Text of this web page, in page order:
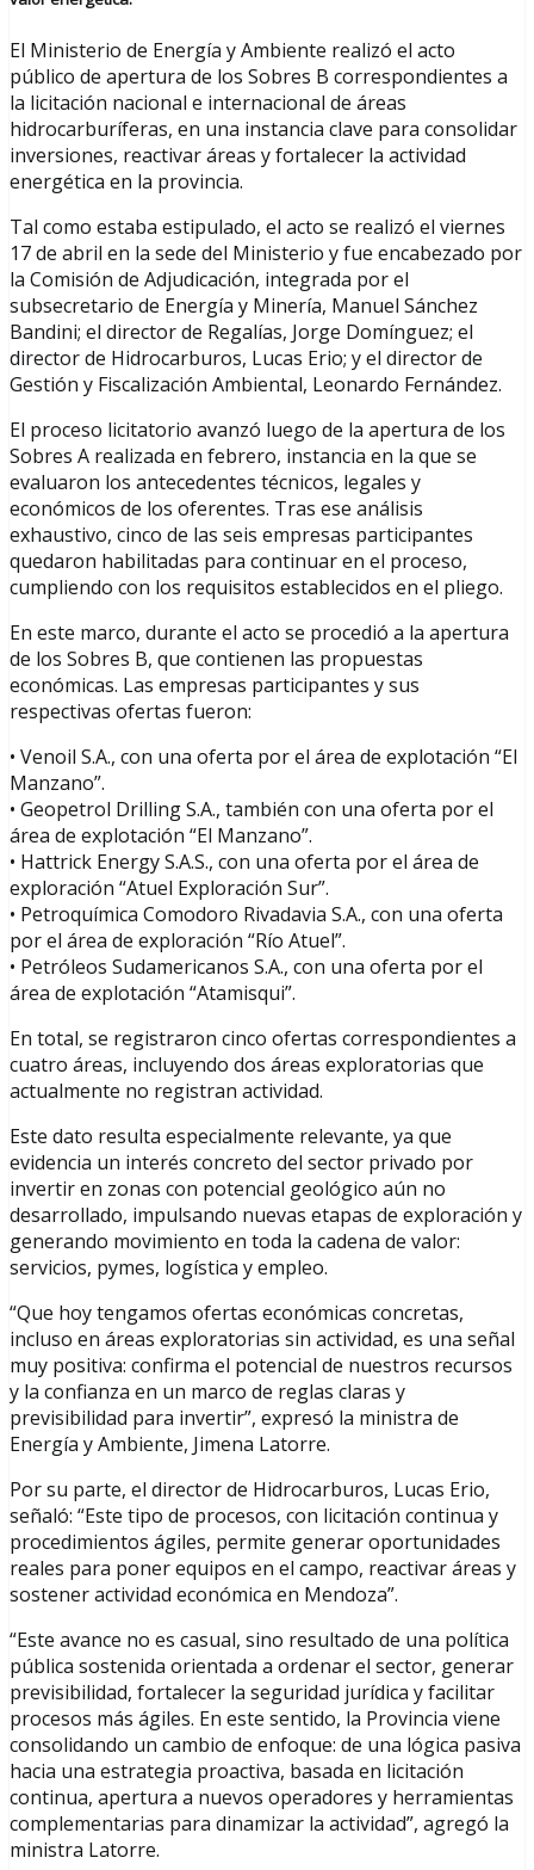
El Ministerio de Energía y Ambiente realizó el acto
público de apertura de los Sobres B correspondientes a
la licitación nacional e internacional de áreas
hidrocarburíferas, en una instancia clave para consolidar
inversiones, reactivar áreas y fortalecer la actividad
energética en la provincia.
Tal como estaba estipulado, el acto se realizó el viernes
17 de abril en la sede del Ministerio y fue encabezado por
la Comisión de Adjudicación, integrada por el
subsecretario de Energía y Minería, Manuel Sánchez
Bandini; el director de Regalías, Jorge Domínguez; el
director de Hidrocarburos, Lucas Erio; y el director de
Gestión y Fiscalización Ambiental, Leonardo Fernández.
El proceso licitatorio avanzó luego de la apertura de los
Sobres A realizada en febrero, instancia en la que se
evaluaron los antecedentes técnicos, legales y
económicos de los oferentes. Tras ese análisis
exhaustivo, cinco de las seis empresas participantes
quedaron habilitadas para continuar en el proceso,
cumpliendo con los requisitos establecidos en el pliego.
En este marco, durante el acto se procedió a la apertura
de los Sobres B, que contienen las propuestas
económicas. Las empresas participantes y sus
respectivas ofertas fueron:
• Venoil S.A., con una oferta por el área de explotación “El
Manzano”.
• Geopetrol Drilling S.A., también con una oferta por el
área de explotación “El Manzano”.
• Hattrick Energy S.A.S., con una oferta por el área de
exploración “Atuel Exploración Sur”.
• Petroquímica Comodoro Rivadavia S.A., con una oferta
por el área de exploración “Río Atuel”.
• Petróleos Sudamericanos S.A., con una oferta por el
área de explotación “Atamisqui”.
En total, se registraron cinco ofertas correspondientes a
cuatro áreas, incluyendo dos áreas exploratorias que
actualmente no registran actividad.
Este dato resulta especialmente relevante, ya que
evidencia un interés concreto del sector privado por
invertir en zonas con potencial geológico aún no
desarrollado, impulsando nuevas etapas de exploración y
generando movimiento en toda la cadena de valor:
servicios, pymes, logística y empleo.
“Que hoy tengamos ofertas económicas concretas,
incluso en áreas exploratorias sin actividad, es una señal
muy positiva: confirma el potencial de nuestros recursos
y la confianza en un marco de reglas claras y
previsibilidad para invertir”, expresó la ministra de
Energía y Ambiente, Jimena Latorre.
Por su parte, el director de Hidrocarburos, Lucas Erio,
señaló: “Este tipo de procesos, con licitación continua y
procedimientos ágiles, permite generar oportunidades
reales para poner equipos en el campo, reactivar áreas y
sostener actividad económica en Mendoza”.
“Este avance no es casual, sino resultado de una política
pública sostenida orientada a ordenar el sector, generar
previsibilidad, fortalecer la seguridad jurídica y facilitar
procesos más ágiles. En este sentido, la Provincia viene
consolidando un cambio de enfoque: de una lógica pasiva
hacia una estrategia proactiva, basada en licitación
continua, apertura a nuevos operadores y herramientas
complementarias para dinamizar la actividad”, agregó la
ministra Latorre.